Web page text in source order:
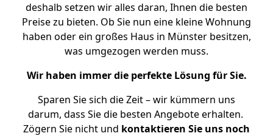
deshalb setzen wir alles daran, Ihnen die besten
Preise zu bieten. Ob Sie nun eine kleine Wohnung
haben oder ein großes Haus in Münster besitzen,
was umgezogen werden muss.
Wir haben immer die perfekte Lösung für Sie.
Sparen Sie sich die Zeit – wir kümmern uns
darum, dass Sie die besten Angebote erhalten.
Zögern Sie nicht und kontaktieren Sie uns noch